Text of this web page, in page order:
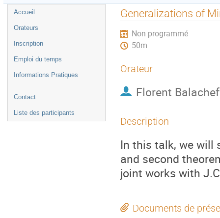
Menu
de
Accueil
Orateurs
Inscription
Emploi du temps
Informations Pratiques
Contact
Liste des participants
Generalizations of
Non programmé
50m
Orateur
Florent
Description
In this talk, we will
and second
joint works with
Documents de